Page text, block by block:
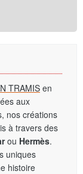
TRAMIS en
aux
nos créations
à travers des
ou Hermès.
uniques
histoire